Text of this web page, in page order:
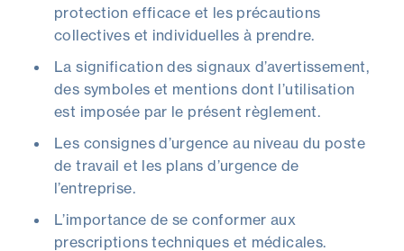
protection efficace et les précautions
collectives et individuelles à prendre.
La signification des signaux d’avertissement,
des symboles et mentions dont l’utilisation
est imposée par le présent règlement.
Les consignes d’urgence au niveau du poste
de travail et les plans d’urgence de
l’entreprise.
L’importance de se conformer aux
prescriptions techniques et médicales.